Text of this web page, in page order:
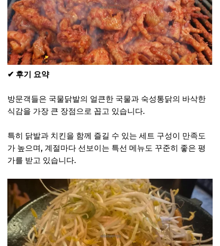
✔ 후기 요약
방문객들은 국물닭발의 얼큰한 국물과 숙성통닭의 바삭한
식감을 가장 큰 장점으로 꼽고 있습니다.
특히 닭발과 치킨을 함께 즐길 수 있는 세트 구성이 만족도
가 높으며, 계절마다 선보이는 특선 메뉴도 꾸준히 좋은 평
가를 받고 있습니다.